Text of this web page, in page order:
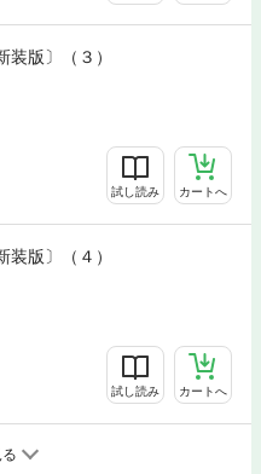
装版〕（３）
試し読み カートへ
装版〕（４）
試し読み カートへ